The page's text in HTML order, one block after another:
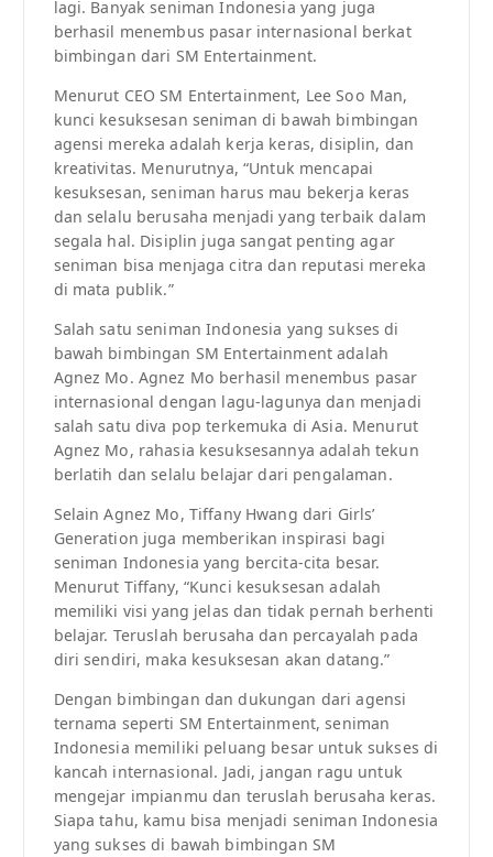
lagi. Banyak seniman Indonesia yang juga
berhasil menembus pasar internasional berkat
bimbingan dari SM Entertainment.
Menurut CEO SM Entertainment, Lee Soo Man,
kunci kesuksesan seniman di bawah bimbingan
agensi mereka adalah kerja keras, disiplin, dan
kreativitas. Menurutnya, “Untuk mencapai
kesuksesan, seniman harus mau bekerja keras
dan selalu berusaha menjadi yang terbaik dalam
segala hal. Disiplin juga sangat penting agar
seniman bisa menjaga citra dan reputasi mereka
di mata publik.”
Salah satu seniman Indonesia yang sukses di
bawah bimbingan SM Entertainment adalah
Agnez Mo. Agnez Mo berhasil menembus pasar
internasional dengan lagu-lagunya dan menjadi
salah satu diva pop terkemuka di Asia. Menurut
Agnez Mo, rahasia kesuksesannya adalah tekun
berlatih dan selalu belajar dari pengalaman.
Selain Agnez Mo, Tiffany Hwang dari Girls’
Generation juga memberikan inspirasi bagi
seniman Indonesia yang bercita-cita besar.
Menurut Tiffany, “Kunci kesuksesan adalah
memiliki visi yang jelas dan tidak pernah berhenti
belajar. Teruslah berusaha dan percayalah pada
diri sendiri, maka kesuksesan akan datang.”
Dengan bimbingan dan dukungan dari agensi
ternama seperti SM Entertainment, seniman
Indonesia memiliki peluang besar untuk sukses di
kancah internasional. Jadi, jangan ragu untuk
mengejar impianmu dan teruslah berusaha keras.
Siapa tahu, kamu bisa menjadi seniman Indonesia
yang sukses di bawah bimbingan SM